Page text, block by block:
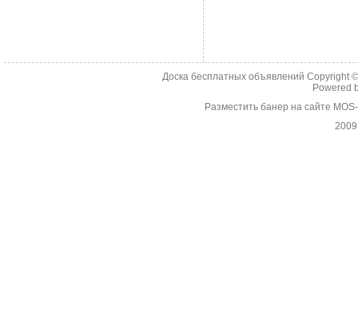
Доска бесплатных объявлений Copyright
Powered
Разместить банер на сайте